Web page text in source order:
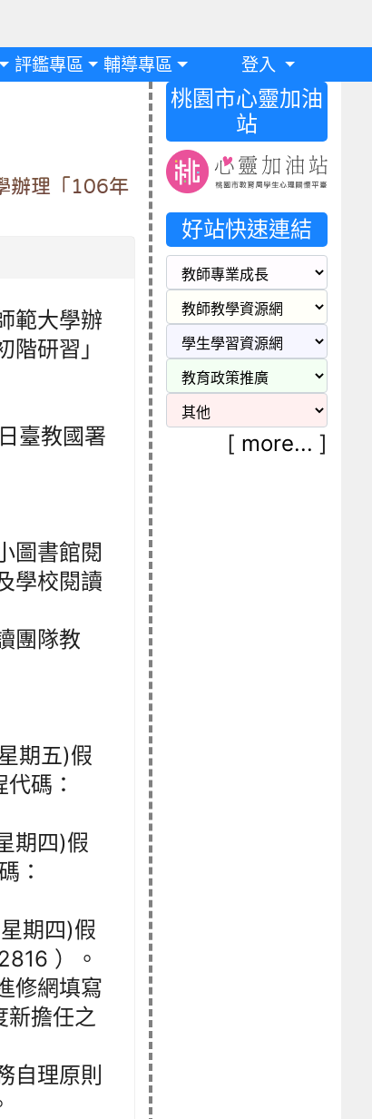
評鑑專區 輔導專區 登入
辦理「106年
範大學辦
研習」
臺教國署
圖書館閱
學校閱讀
團隊教
期五)假
碼：
期四)假
：
期四)假
）。
修網填寫
新擔任之
自理原則
桃園市心靈加油
站
好站快速連結
[ more... ]